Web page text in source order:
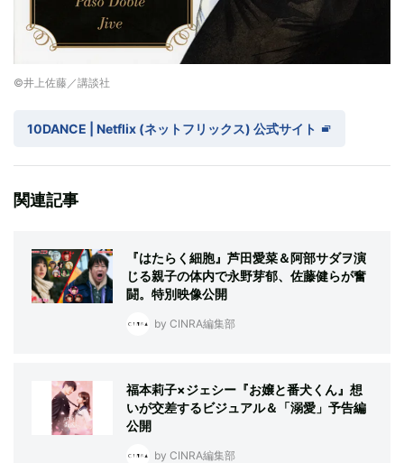
©井上佐藤／講談社
10DANCE | Netflix ( ネ ッ ト フ リ ッ ク ス ) 公 式サ イ ト
関連記事
『はたらく細胞』芦田愛菜＆阿部サダヲ演
じる親子の体内で永野芽郁、佐藤健らが奮
闘。特別映像公開
by CINRA編集部
福本莉子×ジェシー『お嬢と番犬くん』想
いが交差するビジュアル＆「溺愛」予告編
公開
by CINRA編集部